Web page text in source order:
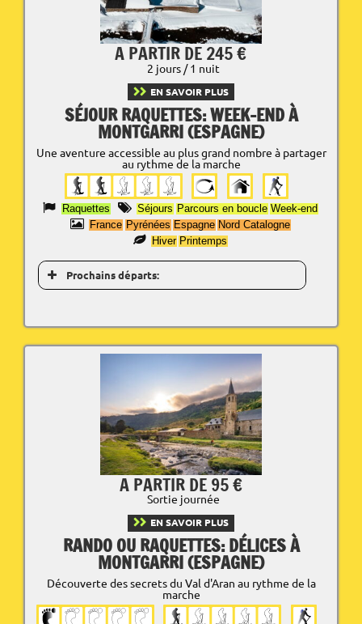
A PARTIR DE 245 €
2 jours / 1 nuit
EN SAVOIR PLUS
SÉJOUR RAQUETTES: WEEK-END À
MONTGARRI (ESPAGNE)
Une aventure accessible au plus grand nombre à partager
au rythme de la marche
Raquettes Séjours Parcours en boucle Week-end
France Pyrénées Espagne Nord Catalogne
Hiver Printemps
Prochains départs:
A PARTIR DE 95 €
Sortie journée
EN SAVOIR PLUS
RANDO OU RAQUETTES: DÉLICES À
MONTGARRI (ESPAGNE)
Découverte des secrets du Val d'Aran au rythme de la
marche